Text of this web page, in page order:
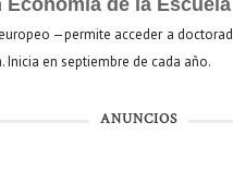
—permite acceder a
Inicia en septiembre de cada año.
ANUNCIOS